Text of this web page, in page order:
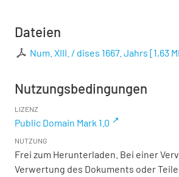
Dateien
Num. XIII. / dises 1667. Jahrs [1,63
Nutzungsbedingungen
LIZENZ
Public Domain Mark 1.0
NUTZUNG
Frei zum Herunterladen. Bei einer
Verwertung des Dokuments oder